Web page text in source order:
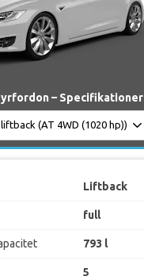
– Specifikationer
Liftback
full
793 l
5